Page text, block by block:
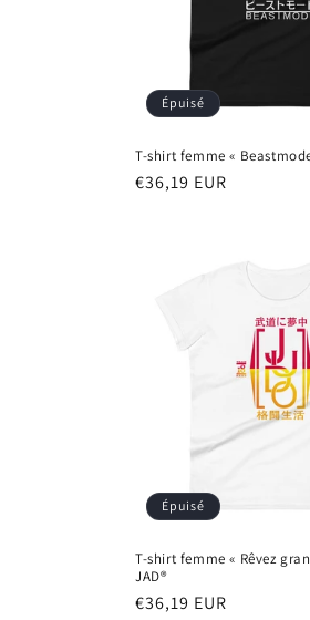
Épuisé
T-shirt femme «
Prix
€36,19 EUR
Épuisé
T-shirt femme « Rêvez
JAD®
Prix
€36,19 EUR